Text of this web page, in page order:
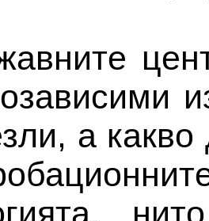
а какво